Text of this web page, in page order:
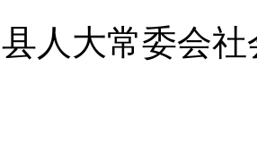
人大常委会